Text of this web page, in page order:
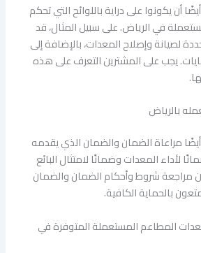
أن يكونوا على دراية باللوائح التي تحكم
في الرياض. على سبيل المثال، قد
لصيانة وإصلاح المعدات، بالإضافة إلى
يجب على المشترين التعرف على هذه
بالرياض
أيضًا مراعاة الضمان والضمان الذي يقدمه
لأداء المعدات وضمانًا لامتثال البائع
مراجعة شروط وأحكام الضمان والضمان
بالحماية الكافية.
المطاعم المستعملة المتوفرة في